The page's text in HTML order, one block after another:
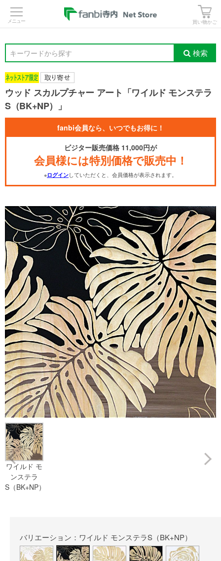
買い物かご
キーワードから探す 検索
ウッド スカルプチャー アート「ワイルド モンステラ
S（BK+NP）」
fanbi会員なら、いつでもお得に！
ビジター販売価格 11,000円が
会員様には特別価格で販売中！
※ログインしていただくと、会員価格が表示されます。
ワイルド モ
ンステラ
S（BK+NP）
Prev
バリエーション：ワイルド モンステラS（BK+NP）